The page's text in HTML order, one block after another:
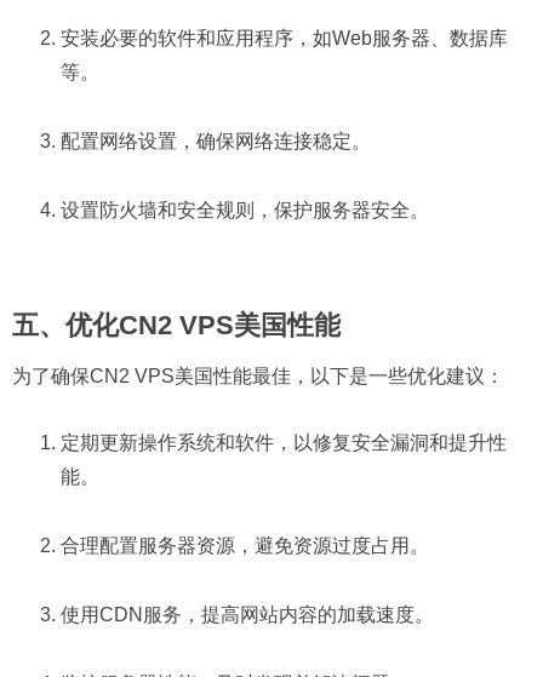
安装必要的软件和应用程序，如Web服务器、数据库
等。
配置网络设置，确保网络连接稳定。
设置防火墙和安全规则，保护服务器安全。
五、优化CN2 VPS美国性能
为了确保CN2 VPS美国性能最佳，以下是一些优化建议：
定期更新操作系统和软件，以修复安全漏洞和提升性
能。
合理配置服务器资源，避免资源过度占用。
使用CDN服务，提高网站内容的加载速度。